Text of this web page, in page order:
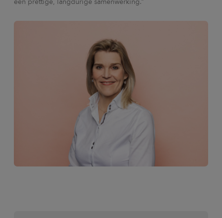
een prettige, langdurige samenwerking.”